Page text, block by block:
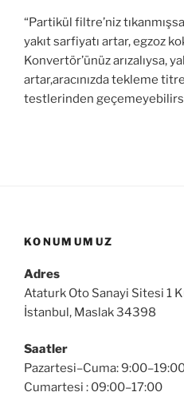
“Partikül filtre’niz
yakıt sarfiyatı artar, egzoz
Konvertör’ünüz arızalıysa,
artar,aracınızda tekleme
testlerinden
KONUMUMUZ
Adres
Ataturk Oto Sanayi Sitesi 1
İstanbul, Maslak 34398
Saatler
Pazartesi–Cuma:
Cumartesi : 09:00–17:00